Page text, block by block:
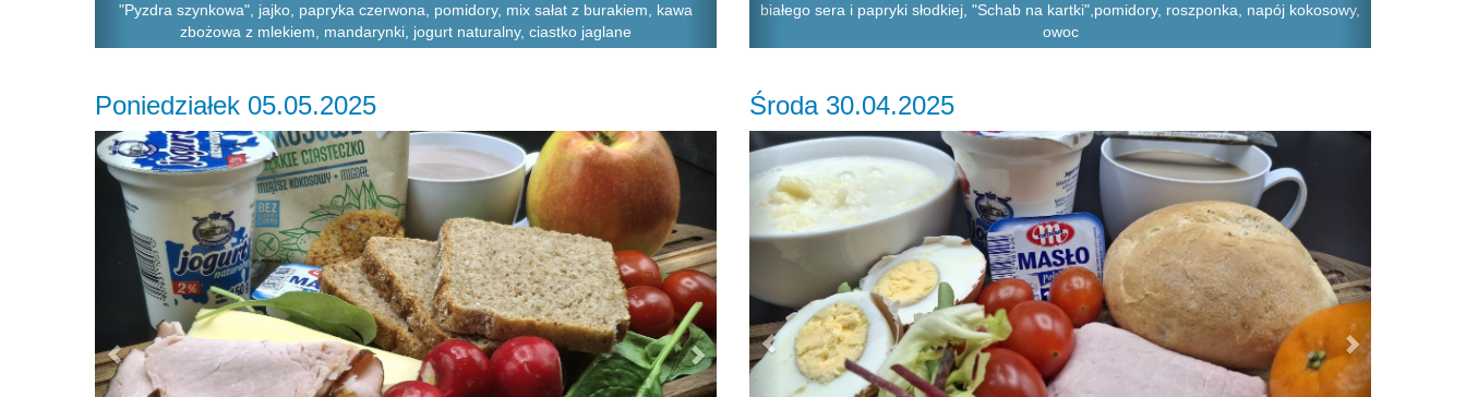
"Pyzdra szynkowa", jajko, papryka czerwona, pomidory, mix sałat z burakiem, kawa
zbożowa z mlekiem, mandarynki, jogurt naturalny, ciastko jaglane
białego sera i papryki słodkiej, "Schab na kartki",pomidory, roszponka, napój kokosowy,
owoc
Poniedziałek 05.05.2025
Previous
Środa 30.04.2025
Previous Next